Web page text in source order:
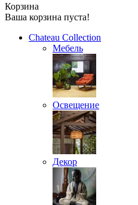
Корзина
Ваша корзина пуста!
Chateau Collection
Мебель
Освещение
Декор